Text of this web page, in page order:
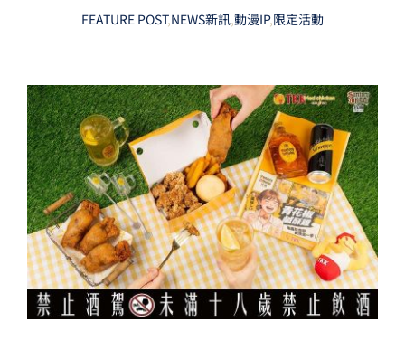
FEATURE POST,NEWS新訊,動漫IP,限定活動